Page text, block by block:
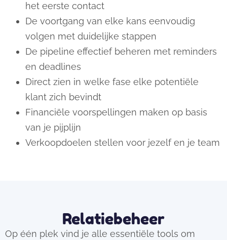
het eerste contact
De voortgang van elke kans eenvoudig
volgen met duidelijke stappen
De pipeline effectief beheren met reminders
en deadlines
Direct zien in welke fase elke potentiële
klant zich bevindt
Financiële voorspellingen maken op basis
van je pijplijn
Verkoopdoelen stellen voor jezelf en je team
Relatiebeheer
Op één plek vind je alle essentiële tools om